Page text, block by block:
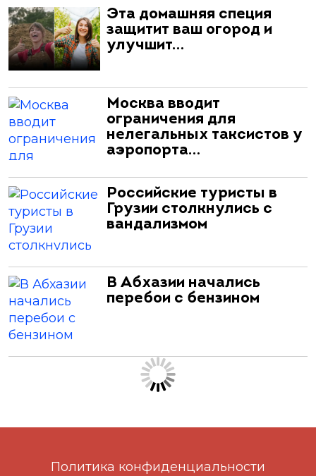
Эта домашняя специя
защитит ваш огород и
улучшит…
Москва вводит
ограничения для
нелегальных таксистов у
аэропорта…
Российские туристы в
Грузии столкнулись с
вандализмом
В Абхазии начались
перебои с бензином
Политика конфиденциальности